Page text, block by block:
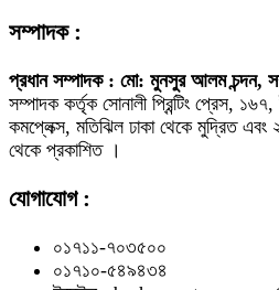
সম্পাদক :
প্রধান সম্পাদক : মো: মুনসুর আলম চন্দন,
সম্পাদক কর্তৃক সোনালী প্রিন্টিং প্রেস,
কমপ্লেক্স, মতিঝিল ঢাকা থেকে মুদ্রিত এবং
থেকে প্রকাশিত ।
যোগাযোগ :
০১৭১১-৭০৩৫০০
০১৭১০-৫৪৯৪৩৪